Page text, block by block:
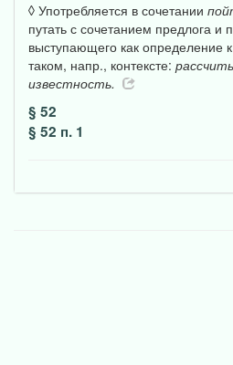
◊ Употребляется в сочетании
путать с сочетанием предлога и
выступающего как определение
таком, напр., контексте:
известность.
§ 52
§ 52 п. 1